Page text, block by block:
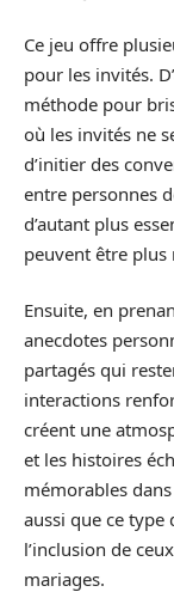
Ce jeu offre
pour les invités.
méthode pour
où les invités ne
d’initier des
entre personnes
d’autant plus
peuvent être plus
Ensuite, en
anecdotes
partagés qui
interactions
créent une
et les histoires
mémorables
aussi que ce type
l’inclusion de
mariages.